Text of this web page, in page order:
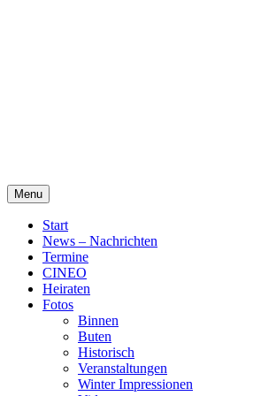
Menu
Start
News – Nachrichten
Termine
CINEO
Heiraten
Fotos
Binnen
Buten
Historisch
Veranstaltungen
Winter Impressionen